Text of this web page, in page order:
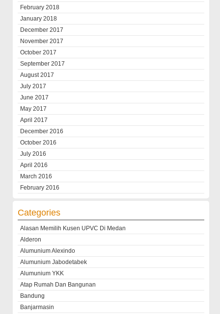
February 2018
January 2018
December 2017
November 2017
October 2017
September 2017
August 2017
July 2017
June 2017
May 2017
April 2017
December 2016
October 2016
July 2016
April 2016
March 2016
February 2016
Categories
Alasan Memilih Kusen UPVC Di Medan
Alderon
Alumunium Alexindo
Alumunium Jabodetabek
Alumunium YKK
Atap Rumah Dan Bangunan
Bandung
Banjarmasin